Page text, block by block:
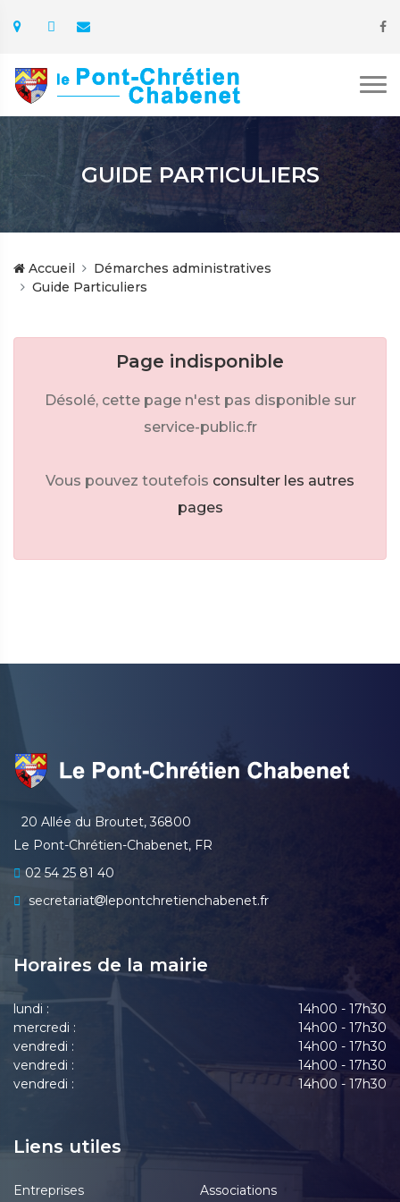
GUIDE PARTICULIERS
Accueil
Démarches administratives
Guide Particuliers
Page indisponible
Désolé, cette page n'est pas disponible sur
service-public.fr
Vous pouvez toutefois consulter les autres
pages
20 Allée du Broutet, 36800
Le Pont-Chrétien-Chabenet, FR
02 54 25 81 40
secretariat
lepontchretienchabenet.fr
Horaires de la mairie
lundi :
14h00 - 17h30
mercredi :
14h00 - 17h30
vendredi :
14h00 - 17h30
vendredi :
14h00 - 17h30
vendredi :
14h00 - 17h30
Liens utiles
Entreprises Associations